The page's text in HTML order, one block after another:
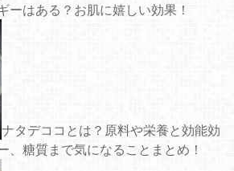
ーはある？お肌に嬉しい効果！
ナタデココとは？原料や栄養と効能効
、糖質まで気になることまとめ！